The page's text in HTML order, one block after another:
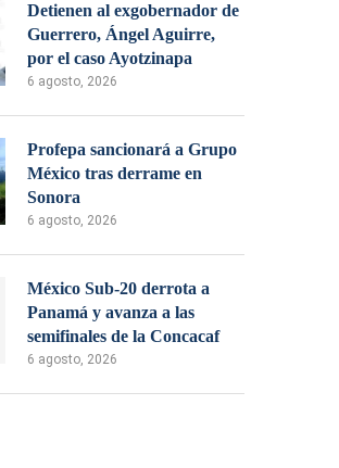
Detienen al exgobernador de
Guerrero, Ángel Aguirre,
por el caso Ayotzinapa
6 agosto, 2026
Profepa sancionará a Grupo
México tras derrame en
Sonora
6 agosto, 2026
México Sub-20 derrota a
Panamá y avanza a las
semifinales de la Concacaf
6 agosto, 2026